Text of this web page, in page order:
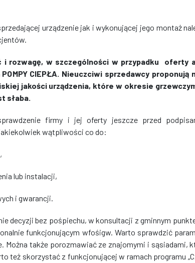
urządzenie jak i wykonującej jego montaż
i rozwagę, w szczególności w przypadku oferty
CIEPŁA. Nieuczciwi sprzedawcy proponują
jakości urządzenia, które w okresie
słaba.
firmy i jej oferty jeszcze przed
wątpliwości co do:
lub instalacji,
i gwarancji.
decyzji bez pośpiechu, w konsultacji z gminnym
funkcjonującym wfośigw. Warto sprawdzić
Można także porozmawiać ze znajomymi i sąsiadami,
też skorzystać z funkcjonującej w ramach programu